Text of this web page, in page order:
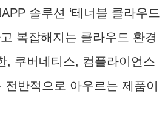
솔루션 ‘테너블 클라우드
복잡해지는 클라우드 환경
, 쿠버네티스, 컴플라이언스
반적으로 아우르는 제품이